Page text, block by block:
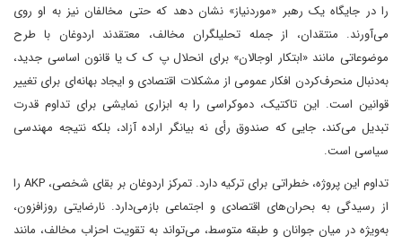
را در جایگاه یک رهبر «موردنیاز» نشان دهد که حتی مخالفان نیز به او روی
می‌آورند. منتقدان، از جمله تحلیلگران مخالف، معتقدند اردوغان با طرح
موضوعاتی مانند «ابتکار اوجالان» برای انحلال پ ک ک یا قانون اساسی جدید،
به‌دنبال منحرف‌کردن افکار عمومی از مشکلات اقتصادی و ایجاد بهانه‌ای برای تغییر
قوانین است. این تاکتیک، دموکراسی را به ابزاری نمایشی برای تداوم قدرت
تبدیل می‌کند، جایی که صندوق رأی نه بیانگر اراده آزاد، بلکه نتیجه مهندسی
سیاسی است.
تداوم این پروژه، خطراتی برای ترکیه دارد. تمرکز اردوغان بر بقای شخصی، AKP را
از رسیدگی به بحران‌های اقتصادی و اجتماعی بازمی‌دارد. نارضایتی روزافزون،
به‌ویژه در میان جوانان و طبقه متوسط، می‌تواند به تقویت احزاب مخالف، مانند